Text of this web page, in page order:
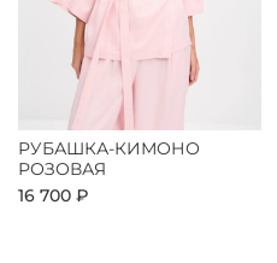
РУБАШКА-КИМОНО
РОЗОВАЯ
16 700 ₽